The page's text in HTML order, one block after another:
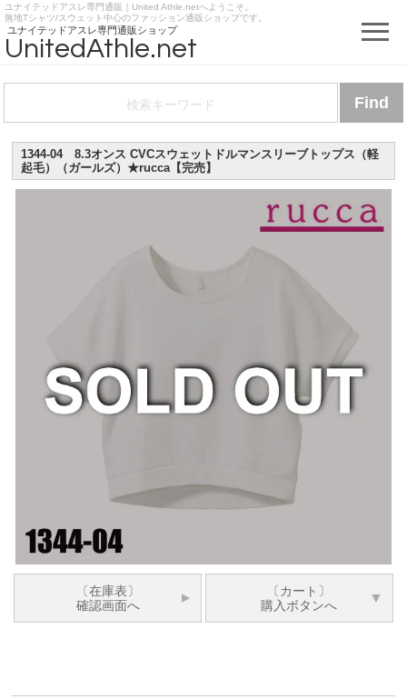
https://www.unitedathle.net
ユナイテッドアスレ専門通販｜United Athle.netへようこそ。
無地Tシャツ/スウェット中心のファッション通販ショップです。
ユナイテッドアスレ専門通販ショップ
UnitedAthle.net
1344-04 8.3オンス CVCスウェットドルマンスリーブトップス（軽
起毛）（ガールズ）★rucca【完売】
〔在庫表〕
確認画面へ
〔カート〕
購入ボタンへ